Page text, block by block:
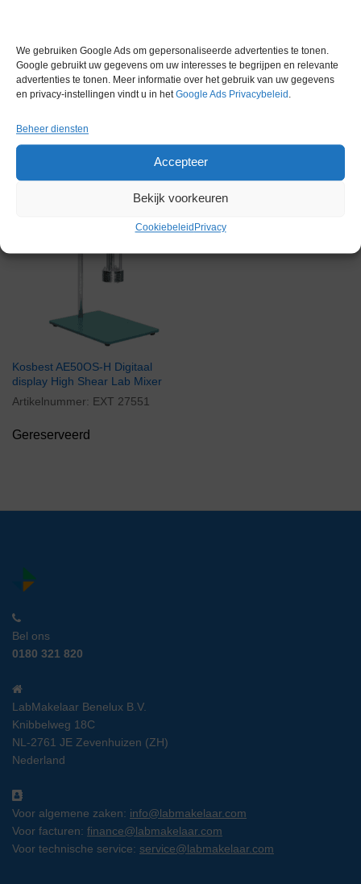
We gebruiken Google Ads om gepersonaliseerde advertenties te tonen.
Google gebruikt uw gegevens om uw interesses te begrijpen en relevante
advertenties te tonen. Meer informatie over het gebruik van uw gegevens
en privacy-instellingen vindt u in hetGoogle Ads Privacybeleid .
Beheer diensten
Accepteer
Bekijk voorkeuren
Cookiebeleid Privacy
Kosbest AE50OS-H Digitaal
display High Shear Lab Mixer
Artikelnummer: EXT 27551
Gereserveerd
Bel ons
0180 321 820
LabMakelaar Benelux B.V.
Knibbelweg 18C
NL-2761 JE Zevenhuizen (ZH)
Nederland
Voor algemene zaken: info@labmakelaar.com
Voor facturen: finance@labmakelaar.com
Voor technische service: service@labmakelaar.com